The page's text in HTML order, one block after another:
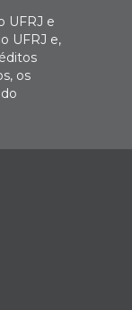
UFRJ e
UFRJ e,
os